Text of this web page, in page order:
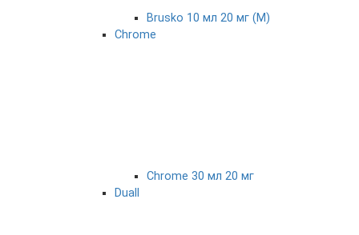
Brusko 10 мл 20 мг (М)
Chrome
Chrome 30 мл 20 мг
Duall